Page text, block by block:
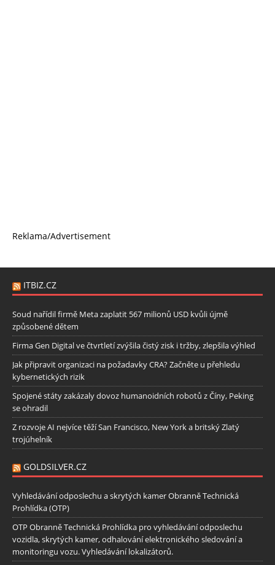
Reklama/Advertisement
ITBIZ.CZ
Soud nařídil firmě Meta zaplatit 567 milionů USD kvůli újmě
způsobené dětem
Firma Gen Digital ve čtvrtletí zvýšila čistý zisk i tržby, zlepšila výhled
Jak připravit organizaci na požadavky CRA? Začněte u přehledu
kybernetických rizik
Spojené státy zakázaly dovoz humanoidních robotů z Číny, Peking
se ohradil
Z rozvoje AI nejvíce těží San Francisco, New York a britský Zlatý
trojúhelník
GOLDSILVER.CZ
Vyhledávání odposlechu a skrytých kamer Obranně Technická
Prohlídka (OTP)
OTP Obranně Technická Prohlídka pro vyhledávání odposlechu
vozidla, skrytých kamer, odhalování elektronického sledování a
monitoringu vozu. Vyhledávání lokalizátorů.